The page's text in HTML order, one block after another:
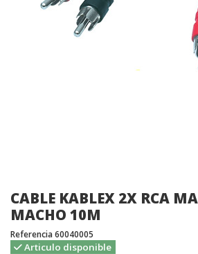
CABLE KABLEX 2X RCA
MACHO 10M
Referencia 60040005
Articulo disponible